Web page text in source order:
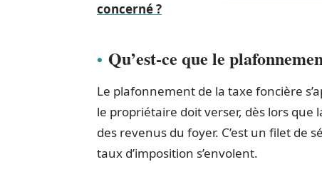
concerné ?
Qu’est-ce que le
Le plafonnement de la taxe foncière
le propriétaire doit verser, dès lors
des revenus du foyer. C’est un filet de
taux d’imposition s’envolent.